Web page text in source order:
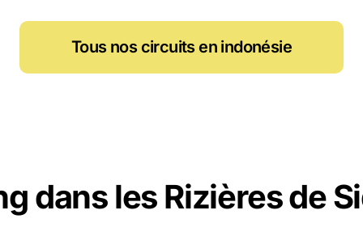
Tous nos circuits en indonésie
dans les Rizières de